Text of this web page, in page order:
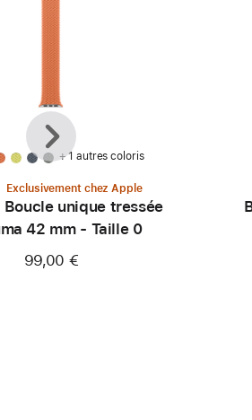
+ 1 autres coloris
Exclusivement chez Apple
unique tressée
42 mm - Taille 0
99,00 €
Précédent
Suivant